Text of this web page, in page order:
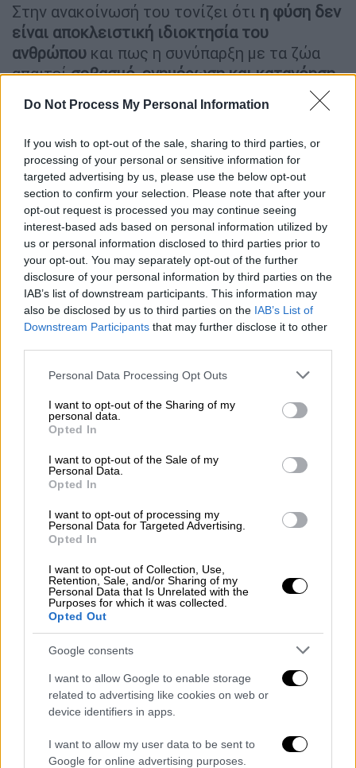
Do Not Process My Personal Information
If you wish to opt-out of the sale, sharing to third parties, or
processing of your personal or sensitive information for
targeted advertising by us, please use the below opt-out
section to confirm your selection. Please note that after your
opt-out request is processed you may continue seeing
interest-based ads based on personal information utilized by
us or personal information disclosed to third parties prior to
your opt-out. You may separately opt-out of the further
disclosure of your personal information by third parties on the
IAB’s list of downstream participants. This information may
also be disclosed by us to third parties on the IAB’s List of
Downstream Participants that may further disclose it to other
Please note that this website/app uses one or more Google
not limited to your visit or usage behaviour. You may click to
grant or deny consent to Google and its third-party tags to
use your data for below specified purposes in below Google
consent section.
Personal Data Processing Opt Outs
I want to opt-out of the Sharing of my
personal data.
Opted In
I want to opt-out of the Sale of my
Personal Data.
Opted In
I want to opt-out of processing my
Personal Data for Targeted Advertising.
Opted In
I want to opt-out of Collection, Use,
Retention, Sale, and/or Sharing of my
Personal Data that Is Unrelated with the
Purposes for which it was collected.
Opted Out
Google consents
I want to allow Google to enable storage
related to advertising like cookies on web or
device identifiers in apps.
I want to allow my user data to be sent to
Google for online advertising purposes.
Στην ανακοίνωσή του τονίζει ότι η φύση δεν
είναι αποκλειστική ιδιοκτησία του
ανθρώπου και πως η συνύπαρξη με τα ζώα
απαιτείσεβασμό, ενημέρωση και κατανόηση
Υπενθυμίζει επίσης ότι πολλά είδη πτηνών
αναπτύσσουν
«εδαφική συμπεριφορά»όταν
θεωρούν έναν χώρο ως περιοχή τους, κάτι
που οι ειδικοί χαρακτηρίζουναπολύτως
φυσιολογικό.
Η ανακοίνωση του Δήμου Σύρου
Μετά τηνέκταση που πήρετο ζήτημα,
τοποθετήθηκε και ο Δήμος Σύρου με
ανακοίνωσή του, καθώς «δέχεταιπιέσεις να
παίρνει θέσηεπί παντός επιστητού». Μέσω
ανακοίνωσης που δημοσιοποίησε,
ξεκαθαρίζει πως «ο Δήμοςδεν προτίθεται
παραμονή του χήνου στην περιοχή
», ενώ
συνιστά στους λουόμενους να «να
τις αποστάσεις τους ».
Αναλυτικότερα,
χήνος του Αχλαδιού βρέθηκε στο επίκεντρο
του ενδιαφέροντος τις τελευταίες μέρες.
Στους ντόπιους είναι γνωστός θαμώνας της
παραλίας, χειμώνα-καλοκαίρι. Επειδή ο
Δήμος Σύρου Ερμούπολης δέχεται πιέσεις
να παίρνει θέση επί παντός επιστητού και
παρότι δεν είναι στην αρμοδιότητά του,
καθώς η υποχρέωση φροντίδας από πλευράς
των Δήμων αφορά τα ζώα συντροφιάς
(Ν.4830/2021) και η χήνα είναι οικόσιτο ζώο,
ενδιαφερόμαστε για το καλό του χήνου και
επομένως σεβόμαστε τον τόπο που έχει
μάθει να ζει και να επιβιώνει.